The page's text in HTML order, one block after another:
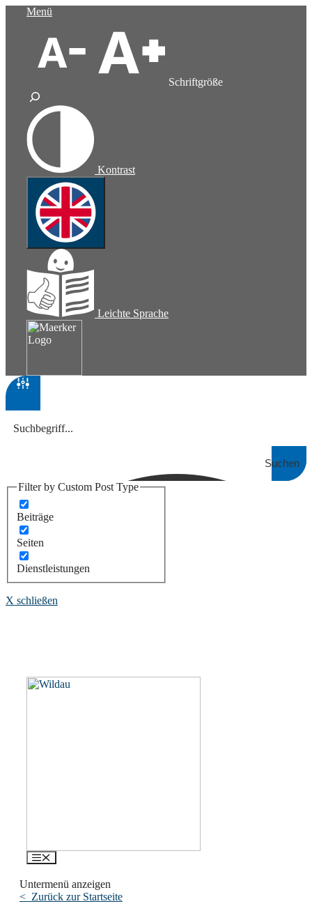
Menü
Schriftgröße
Kontrast
Leichte Sprache
Suchen
Filter by Custom Post Type
Beiträge
Seiten
Dienstleistungen
X schließen
Menü
Untermenü anzeigen
< Zurück zur Startseite